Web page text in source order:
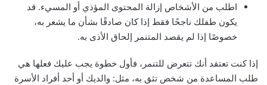
اطلب من الأشخاص إزالة المحتوى المؤذي أو المسيء. قد
يكون طفلك ناجحًا فقط إذا كان صادقًا بشأن ما يشعر به،
خصوصًا إذا لم يقصد المتنمر إلحاق الأذى به.
إذا كنت تعتقد أنك تتعرض للتنمر، فأول خطوة يجب عليك فعلها هي
طلب المساعدة من شخص تثق به، مثل: والديك أو أحد أفراد الأسرة